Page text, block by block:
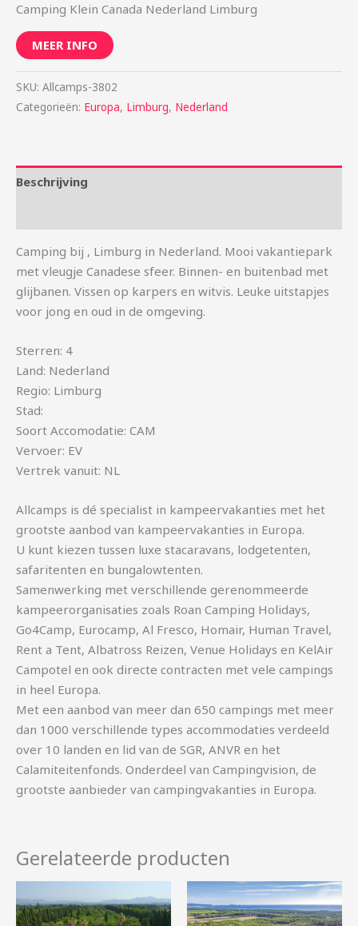
Camping Klein Canada Nederland Limburg
MEER INFO
SKU: Allcamps-3802
Categorieën: Europa, Limburg, Nederland
Beschrijving
Camping bij , Limburg in Nederland. Mooi vakantiepark
met vleugje Canadese sfeer. Binnen- en buitenbad met
glijbanen. Vissen op karpers en witvis. Leuke uitstapjes
voor jong en oud in de omgeving.
Sterren: 4
Land: Nederland
Regio: Limburg
Stad:
Soort Accomodatie: CAM
Vervoer: EV
Vertrek vanuit: NL
Allcamps is dé specialist in kampeervakanties met het
grootste aanbod van kampeervakanties in Europa.
U kunt kiezen tussen luxe stacaravans, lodgetenten,
safaritenten en bungalowtenten.
Samenwerking met verschillende gerenommeerde
kampeerorganisaties zoals Roan Camping Holidays,
Go4Camp, Eurocamp, Al Fresco, Homair, Human Travel,
Rent a Tent, Albatross Reizen, Venue Holidays en KelAir
Campotel en ook directe contracten met vele campings
in heel Europa.
Met een aanbod van meer dan 650 campings met meer
dan 1000 verschillende types accommodaties verdeeld
over 10 landen en lid van de SGR, ANVR en het
Calamiteitenfonds. Onderdeel van Campingvision, de
grootste aanbieder van campingvakanties in Europa.
Gerelateerde producten